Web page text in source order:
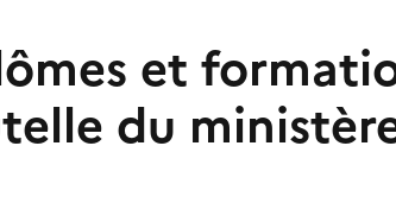
et
du